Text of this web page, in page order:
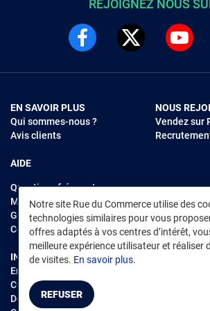
Notre site Rue du Commerce utilise des
technologies similaires pour vous
offres adaptés à vos centres d’intérêt,
meilleure expérience utilisateur et réaliser
de visites. En savoir plus.
REFUSER
REJOIGNEZ NOUS
EN SAVOIR PLUS
Qui sommes-nous ?
Avis clients
AIDE
Questions fréquentes
Modes de règlements
Garantie et retours
Contacter Rue du Commerce
NOUS
Vendez sur
INFORMATIONS LÉGALES
Environnement
CGV /CGU Marketplace
Données personnelles